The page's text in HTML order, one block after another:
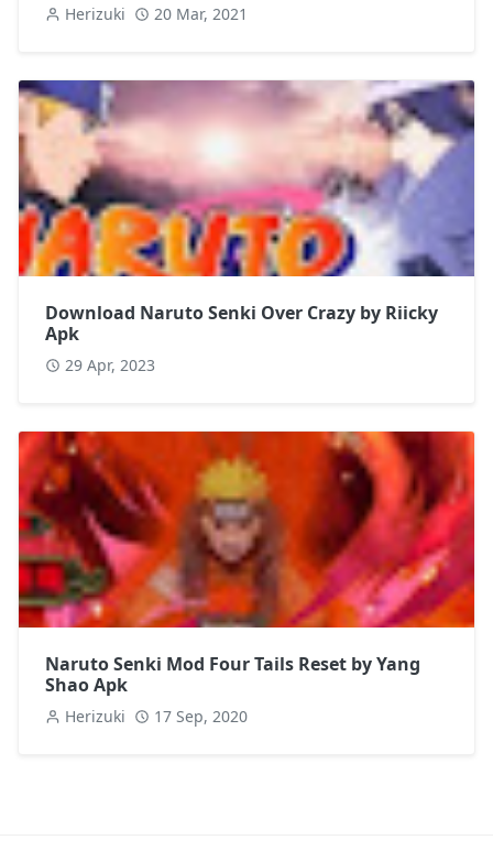
Herizuki 20 Mar, 2021
Download Naruto Senki Over Crazy by Riicky
Apk
29 Apr, 2023
Naruto Senki Mod Four Tails Reset by Yang
Shao Apk
Herizuki 17 Sep, 2020